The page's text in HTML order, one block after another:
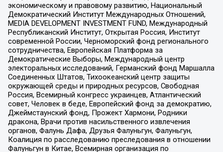
экономическому и правовому развитию, Национальный
Демократический Институт Международных Отношений,
MEDIA DEVELOPMENT INVESTMENT FUND, Международный
Республиканский Институт, Открытая Россия, Институт
современной России, Черноморский фонд регионального
сотрудничества, Европейская Платформа за
Демократические Выборы, Международный центр
электоральных исследований, Германский фонд Маршалла
Соединенных Штатов, Тихоокеанский центр защиты
окружающей среды и природных ресурсов, Свободная
Россия, Всемирный конгресс украинцев, Атлантический
совет, Человек в беде, Европейский фонд за демократию,
Джеймстаунский фонд, Прожект Хармони, Родники
дракона, Врачи против насильственного извлечения
органов, Фалунь Дафа, Друзья Фалуньгун, Фалуньгун,
Коалиция по расследованию преследования в отношении
Фалуньгун в Китае, Всемирная организация по